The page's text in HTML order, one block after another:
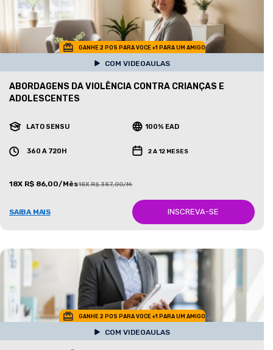
GANHE 2 POS PARA VOCE +1 PARA UM AMIGO
COM VIDEOAULAS
ABORDAGENS DA VIOLÊNCIA CONTRA CRIANÇAS E
ADOLESCENTES
LATO SENSU 100% EAD
360 A 720H 2 A 12 MESES
18X R$ 86,00/Mês18X R$ 387,00/Mês
SAIBA MAIS INSCREVA-SE
GANHE 2 POS PARA VOCE +1 PARA UM AMIGO
COM VIDEOAULAS